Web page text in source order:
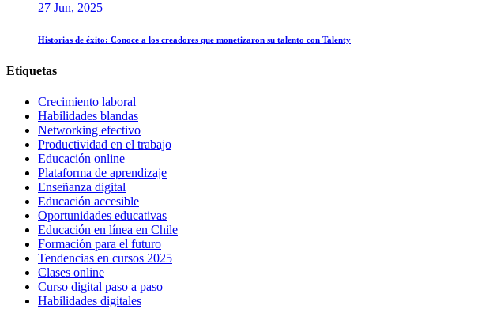
27 Jun, 2025
Historias de éxito: Conoce a los creadores que monetizaron su talento con Talenty
Etiquetas
Crecimiento laboral
Habilidades blandas
Networking efectivo
Productividad en el trabajo
Educación online
Plataforma de aprendizaje
Enseñanza digital
Educación accesible
Oportunidades educativas
Educación en línea en Chile
Formación para el futuro
Tendencias en cursos 2025
Clases online
Curso digital paso a paso
Habilidades digitales